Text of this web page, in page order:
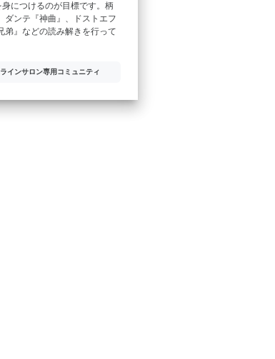
身につけるのが目標です。柄
ダンテ『神曲』、ドストエフ
弟』などの読み解きを行って
インサロン専用コミュニティ